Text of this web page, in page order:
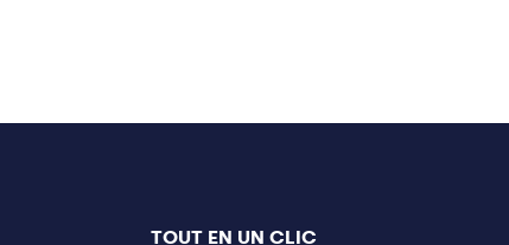
TOUT EN UN CLIC